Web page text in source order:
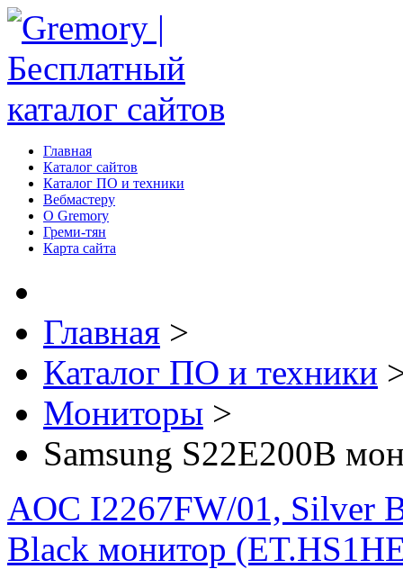
Главная
Каталог сайтов
Каталог ПО и техники
Вебмастеру
О Gremory
Греми-тян
Карта сайта
Главная >
Каталог ПО и техники
Мониторы >
Samsung S22E200B
AOC I2267FW/01, Silver
Black монитор